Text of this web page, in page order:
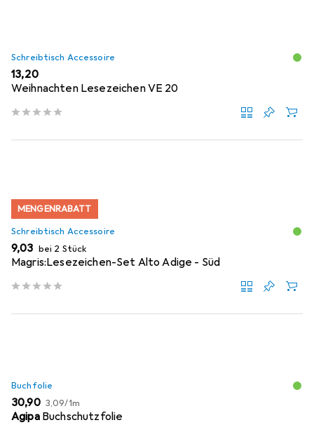
Schreibtisch Accessoire
EUR
13,20
Weihnachten Lesezeichen VE 20
MENGENRABATT
Schreibtisch Accessoire
EUR
9,03 bei 2 Stück
Magris:Lesezeichen-Set Alto Adige - Süd
Buchfolie
EUR
30,90 EUR
3,09/1m
Agipa Buchschutzfolie